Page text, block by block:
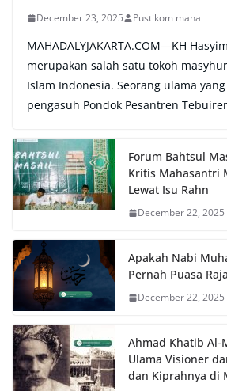
December 23, 2025 Pustikom maha
MAHADALYJAKARTA.COM—KH
merupakan salah satu tokoh
Islam Indonesia. Seorang ulama
pengasuh Pondok Pesantren
Forum Bahtsul
Kritis Mahasantri
Lewat Isu Rahn
December 22, 2025
Apakah Nabi
Pernah Puasa
December 22, 2025
Ahmad Khatib Al-
Ulama Visioner
dan Kiprahnya di